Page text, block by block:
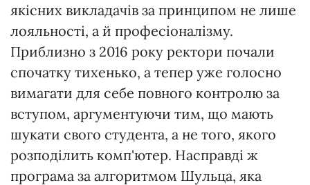
якісних викладачів за принципом не лише
лояльності, а й професіоналізму.
Приблизно з 2016 року ректори почали
спочатку тихенько, а тепер уже голосно
вимагати для себе повного контролю за
вступом, аргументуючи тим, що мають
шукати свого студента, а не того, якого
розподілить комп'ютер. Насправді ж
програма за алгоритмом Шульца, яка